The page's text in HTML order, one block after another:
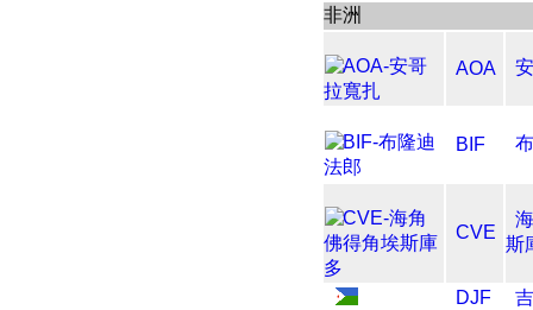
非洲
AOA
BIF
CVE
斯
DJF